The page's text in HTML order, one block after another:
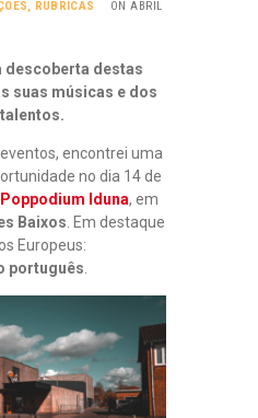
, RUBRICAS
ON ABRIL
descoberta destas
suas músicas e dos
encontrei uma
no dia 14 de
Poppodium Iduna, em
Baixos . Em destaque
Europeus:
português